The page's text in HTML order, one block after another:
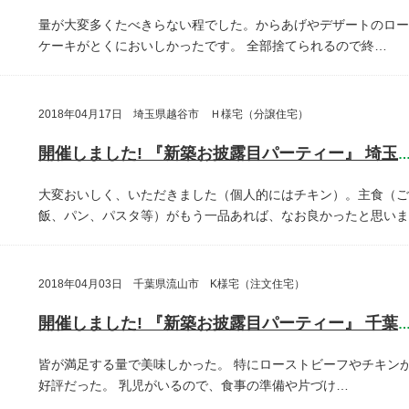
量が大変多くたべきらない程でした。からあげやデザートのロ
ケーキがとくにおいしかったです。
全部捨てられるので終…
2018年04月17日 埼玉県越谷市 Ｈ様宅（分譲住宅）
開催しました! 『新築お披露目パーティー
大変おいしく、いただきました（個人的にはチキン）。主食（ご
飯、パン、パスタ等）がもう一品あれば、なお良かったと思い
2018年04月03日 千葉県流山市 K様宅（注文住宅）
開催しました! 『新築お披露目パーティー
皆が満足する量で美味しかった。
特にローストビーフやチキン
好評だった。
乳児がいるので、食事の準備や片づけ…